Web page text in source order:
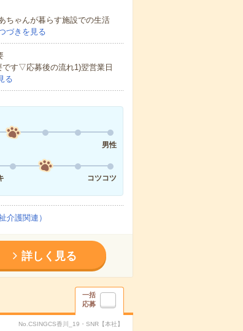
ちゃんが暮らす施設での生活
づきを見る
す▽応募後の流れ1)翌営業日
る
男性
コツコツ
護関連）
詳しく見る
一括
応募
No.CSINGCS香川_19・SNR【本社】